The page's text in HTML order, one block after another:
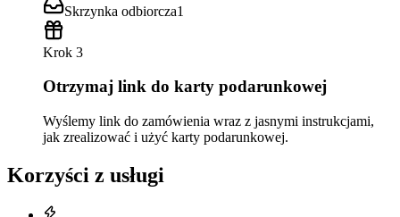
Skrzynka odbiorcza1
Krok 3
Otrzymaj link do karty podarunkowej
Wyślemy link do zamówienia wraz z jasnymi instrukcjami,
jak zrealizować i użyć karty podarunkowej.
Korzyści z usługi